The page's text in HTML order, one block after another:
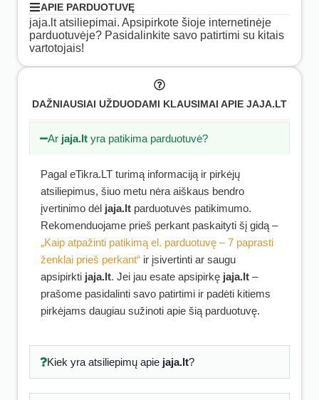
APIE PARDUOTUVĘ
jaja.lt atsiliepimai. Apsipirkote šioje internetinėje
parduotuvėje? Pasidalinkite savo patirtimi su kitais
vartotojais!
DAŽNIAUSIAI UŽDUODAMI KLAUSIMAI APIE JAJA.LT
Ar jaja.lt yra patikima parduotuvė?
Pagal eTikra.LT turimą informaciją ir pirkėjų
atsiliepimus, šiuo metu nėra aiškaus bendro
įvertinimo dėl jaja.lt parduotuvės patikimumo.
Rekomenduojame prieš perkant paskaityti šį gidą –
„Kaip atpažinti patikimą el. parduotuvę – 7 paprasti
ženklai prieš perkant“ ir įsivertinti ar saugu
apsipirkti jaja.lt. Jei jau esate apsipirkę jaja.lt –
prašome pasidalinti savo patirtimi ir padėti kitiems
pirkėjams daugiau sužinoti apie šią parduotuvę.
Kiek yra atsiliepimų apie jaja.lt?